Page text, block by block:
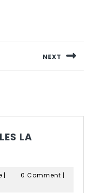
NEXT
LA
Roos
| 0 Comment |